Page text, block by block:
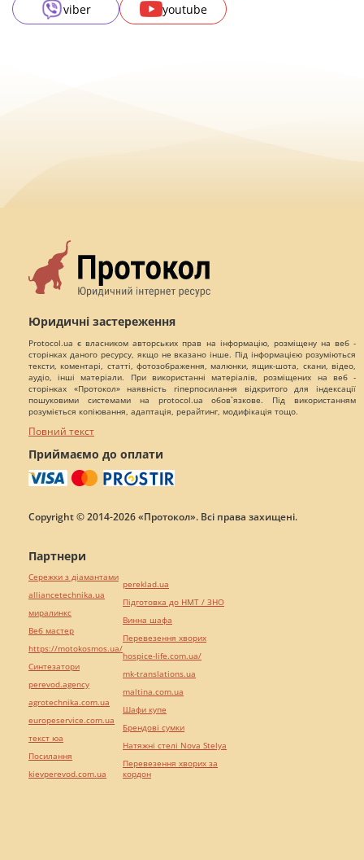
viber
youtube
Юридичні застереження
Protocol.ua є власником авторських прав на інформацію, розміщену на веб -
сторінках даного ресурсу, якщо не вказано інше. Під інформацією розуміються
тексти, коментарі, статті, фотозображення, малюнки, ящик-шота, скани, відео,
аудіо, інші матеріали. При використанні матеріалів, розміщених на веб -
сторінках «Протокол» наявність гіперпосилання відкритого для індексації
пошуковими системами на protocol.ua обов`язкове. Під використанням
розуміється копіювання, адаптація, рерайтинг, модифікація тощо.
Повний текст
Приймаємо до оплати
Copyright © 2014-2026 «Протокол». Всі права захищені.
Партнери
Сережки з діамантами
alliancetechnika.ua
миралинкс
Веб мастер
https://motokosmos.ua/
Синтезатори
perevod.agency
agrotechnika.com.ua
europeservice.com.ua
текст юа
Посилання
kievperevod.com.ua
pereklad.ua
Підготовка до НМТ / ЗНО
Винна шафа
Перевезення хворих
hospice-life.com.ua/
mk-translations.ua
maltina.com.ua
Шафи купе
Брендові сумки
Натяжні стелі Nova Stelya
Перевезення хворих за
кордон